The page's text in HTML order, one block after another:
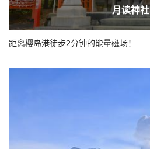
月读神社
距离樱岛港徒步2分钟的能量磁场！